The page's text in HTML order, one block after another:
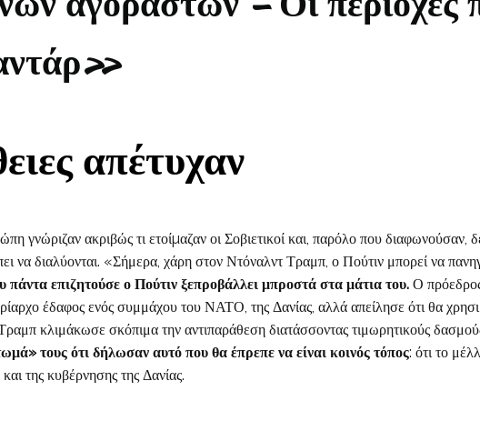
απέτυχαν
γνώριζαν ακριβώς τι ετοίµαζαν οι Σοβιετικοί και, παρόλο που διαφωνούσαν,
να διαλύονται. «Σήμερα, χάρη στον Ντόναλντ Τραμπ, ο Πούτιν μπορεί να
πάντα επιζητούσε ο Πούτιν ξεπροβάλλει μπροστά στα μάτια του. Ο
έδαφος ενός συμμάχου του ΝΑΤΟ, της Δανίας, αλλά απείλησε ότι θα
κλιμάκωσε σκόπιμα την αντιπαράθεση διατάσσοντας τιμωρητικούς
τους ότι δήλωσαν αυτό που θα έπρεπε να είναι κοινός τόπος: ότι το
της κυβέρνησης της Δανίας.